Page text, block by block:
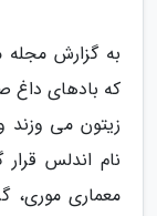
که بادهای داغ
زیتون می وزند
نام اندلس
معماری موری،